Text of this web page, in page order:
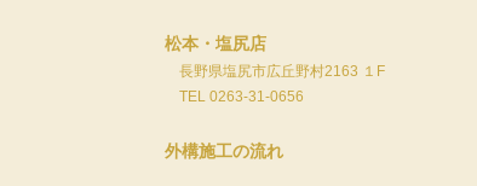
松本・塩尻店
長野県塩尻市広丘野村2163 １F
TEL 0263-31-0656
外構施工の流れ